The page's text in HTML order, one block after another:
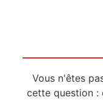
Vous n'êtes
cette question :